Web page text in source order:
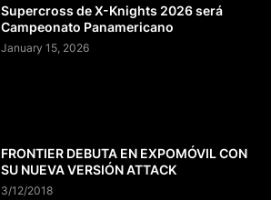
Supercross de X-Knights 2026 será
Campeonato Panamericano
January 15, 2026
FRONTIER DEBUTA EN EXPOMÓVIL CON
SU NUEVA VERSIÓN ATTACK
3/12/2018